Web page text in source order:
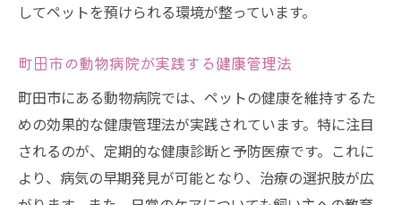
してペットを預けられる環境が整っています。
町田市の動物病院が実践する健康管理法
町田市にある動物病院では、ペットの健康を維持するた
めの効果的な健康管理法が実践されています。特に注目
されるのが、定期的な健康診断と予防医療です。これに
より、病気の早期発見が可能となり、治療の選択肢が広